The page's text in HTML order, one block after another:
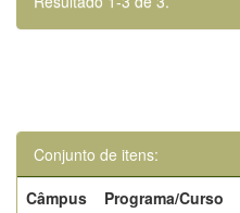
Conjunto de itens:
Câmpus
Programa/Curso